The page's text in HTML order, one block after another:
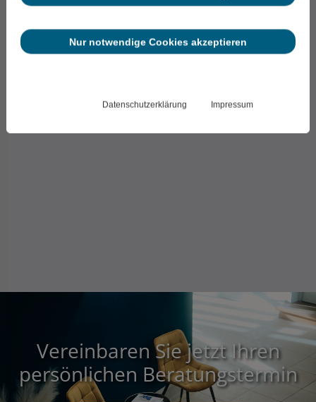
Nur notwendige Cookies akzeptieren
Datenschutzerklärung Impressum
Vereinbaren Sie jetzt Ihren
persönlichen Beratungstermin